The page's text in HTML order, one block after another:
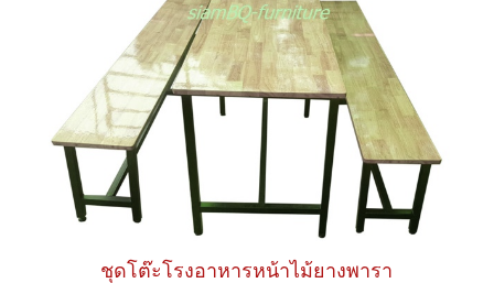
ชุดโต๊ะโรงอาหารหน้าไม้ยางพารา